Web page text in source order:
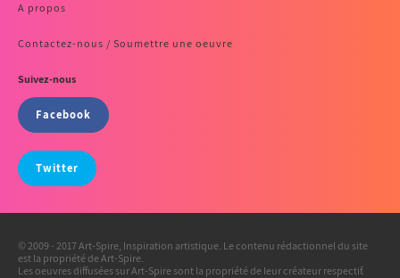
A propos
Contactez-nous / Soumettre une oeuvre
Suivez-nous
Facebook
Twitter
© 2009 - 2017 Art-Spire, Inspiration artistique. Le contenu rédactionnel du site
est la propriété de Art-Spire.
Les oeuvres diffusées sur Art-Spire sont la propriété de leur créateur respectif.